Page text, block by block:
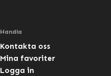
Handla
Kontakta oss
Mina favoriter
Logga in